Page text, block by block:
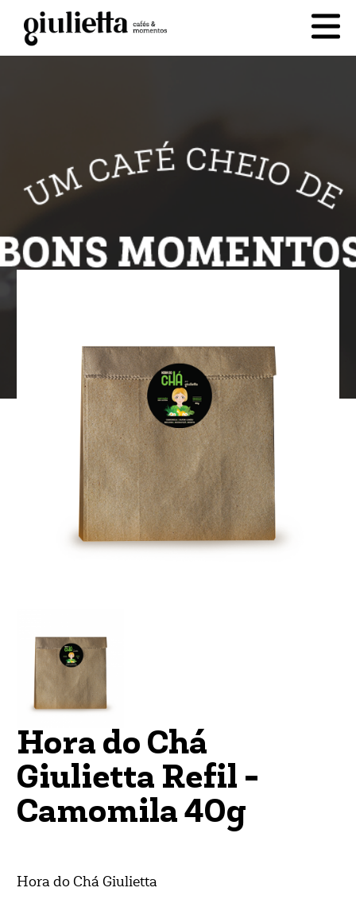
cesta 0
Hora do Chá
Giulietta Refil -
Camomila 40g
Hora do Chá Giulietta